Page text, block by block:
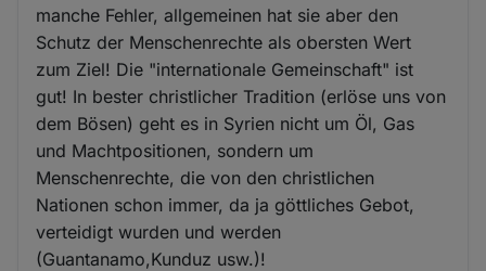
manche Fehler, allgemeinen hat sie aber den
Schutz der Menschenrechte als obersten Wert
zum Ziel! Die "internationale Gemeinschaft" ist
gut! In bester christlicher Tradition (erlöse uns von
dem Bösen) geht es in Syrien nicht um Öl, Gas
und Machtpositionen, sondern um
Menschenrechte, die von den christlichen
Nationen schon immer, da ja göttliches Gebot,
verteidigt wurden und werden
(Guantanamo,Kunduz usw.)!